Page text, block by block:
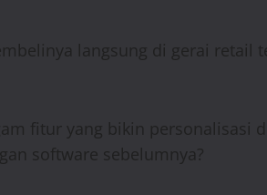
langsung di gerai retail
fitur yang bikin personalisasi
software sebelumnya?